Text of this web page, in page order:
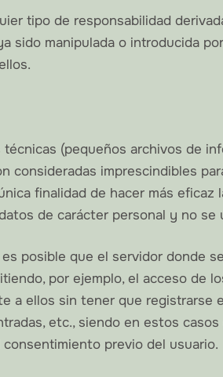
tipo de responsabilidad
sido manipulada o introducida
(pequeños archivos de
consideradas imprescindibles
finalidad de hacer más
de carácter personal y no se
posible que el servidor donde
por ejemplo, el acceso
a ellos sin tener que registrarse
etc., siendo en estos
previo del usuario.